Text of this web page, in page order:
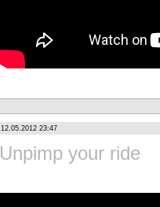
12.05.2012 23:47
Unpimp your ride